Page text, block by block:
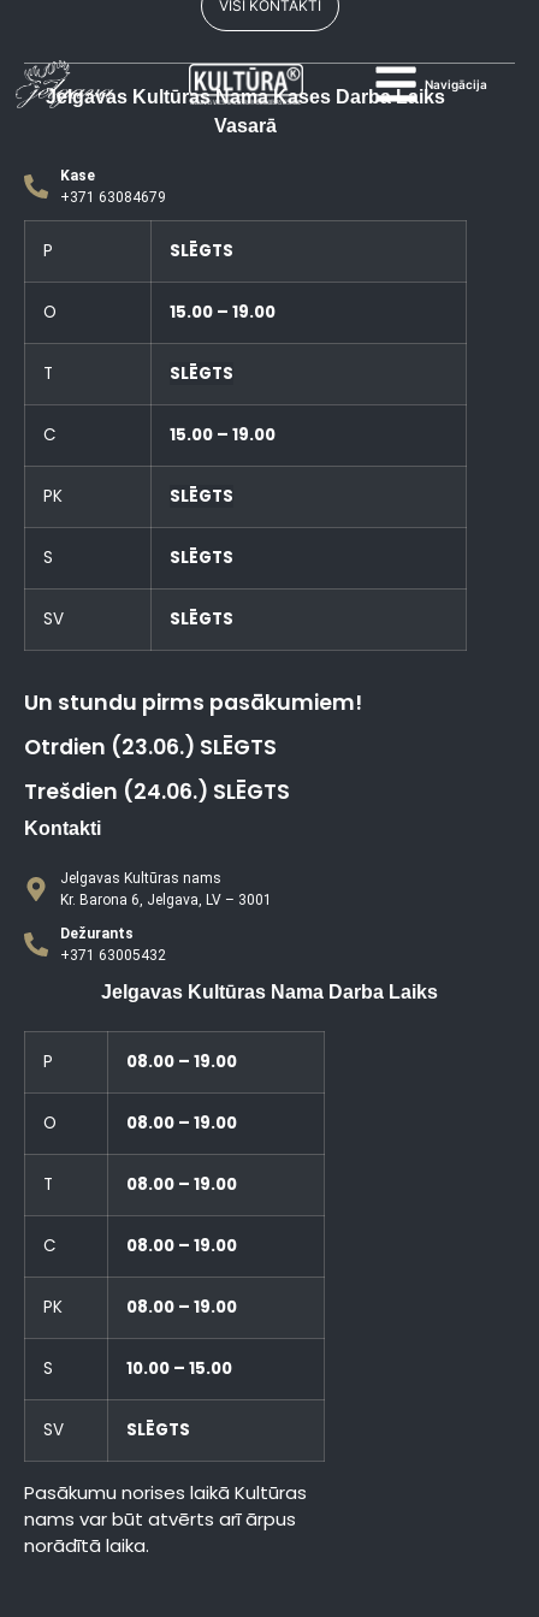
Navigācija
VISI KONTAKTI
Jelgavas Kultūras Nama Kases Darba Laiks
Vasarā
Kase
+371 63084679
P SLĒGTS
O 15.00 – 19.00
T SLĒGTS
C 15.00 – 19.00
PK SLĒGTS
S SLĒGTS
SV SLĒGTS
Un stundu pirms pasākumiem!
Otrdien (23.06.) SLĒGTS
Trešdien (24.06.) SLĒGTS
Kontakti
Jelgavas Kultūras nams
Kr. Barona 6, Jelgava, LV – 3001
Dežurants
+371 63005432
Jelgavas Kultūras Nama Darba Laiks
P 08.00 – 19.00
O 08.00 – 19.00
T 08.00 – 19.00
C 08.00 – 19.00
PK 08.00 – 19.00
S 10.00 – 15.00
SV SLĒGTS
Pasākumu norises laikā Kultūras
nams var būt atvērts arī ārpus
norādītā laika.